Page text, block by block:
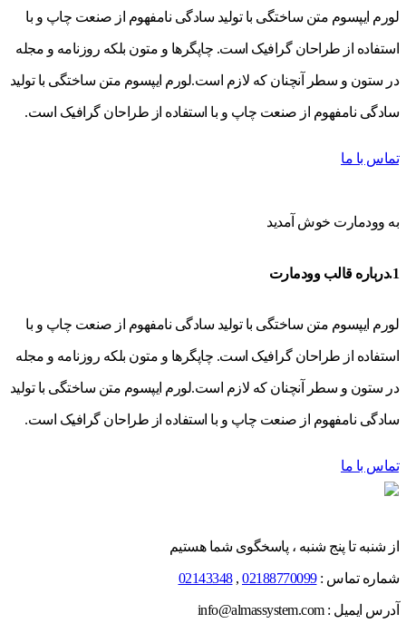
لورم ایپسوم متن ساختگی با تولید سادگی نامفهوم از صنعت چاپ و با
استفاده از طراحان گرافیک است. چاپگرها و متون بلکه روزنامه و مجله
در ستون و سطر آنچنان که لازم است.لورم ایپسوم متن ساختگی با تولید
سادگی نامفهوم از صنعت چاپ و با استفاده از طراحان گرافیک است.
تماس با ما
به وودمارت خوش آمدید
1.درباره قالب وودمارت
لورم ایپسوم متن ساختگی با تولید سادگی نامفهوم از صنعت چاپ و با
استفاده از طراحان گرافیک است. چاپگرها و متون بلکه روزنامه و مجله
در ستون و سطر آنچنان که لازم است.لورم ایپسوم متن ساختگی با تولید
سادگی نامفهوم از صنعت چاپ و با استفاده از طراحان گرافیک است.
تماس با ما
از شنبه تا پنج شنبه ، پاسخگوی شما هستیم
شماره تماس :02188770099
,
02143348
آدرس ایمیل : info@almassystem.com